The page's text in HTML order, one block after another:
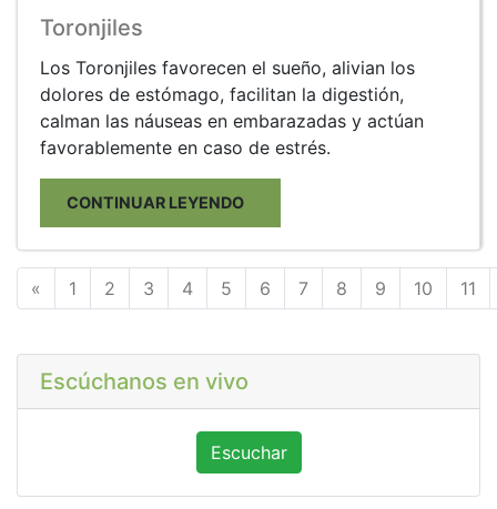
Toronjiles
Los Toronjiles favorecen el sueño, alivian los
dolores de estómago, facilitan la digestión,
calman las náuseas en embarazadas y actúan
favorablemente en caso de estrés.
CONTINUAR LEYENDO
« Anterior
1 2 3 4 5 6 7 8 9 10 11
Escúchanos en vivo
Escuchar